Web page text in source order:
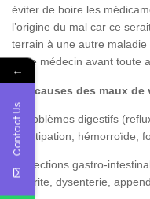
éviter de boire les
l’origine du mal car ce
terrain à une autre
votre médecin avant toute
Les causes des maux
– Problèmes digestifs
constipation, hémorroïde,
– Infections gastro-
entérite, dysenterie,
←
Contact Us